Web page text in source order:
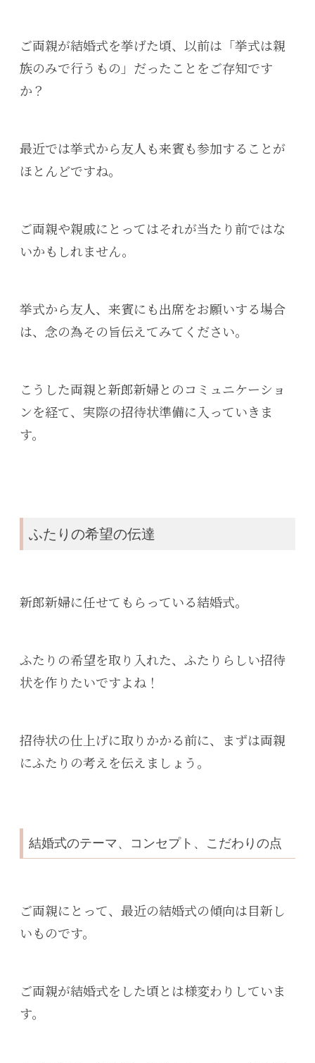
ご両親が結婚式を挙げた頃、以前は「挙式は親
族のみで行うもの」だったことをご存知です
か？
最近では挙式から友人も来賓も参加することが
ほとんどですね。
ご両親や親戚にとってはそれが当たり前ではな
いかもしれません。
挙式から友人、来賓にも出席をお願いする場合
は、念の為その旨伝えてみてください。
こうした両親と新郎新婦とのコミュニケーショ
ンを経て、実際の招待状準備に入っていきま
す。
ふたりの希望の伝達
新郎新婦に任せてもらっている結婚式。
ふたりの希望を取り入れた、ふたりらしい招待
状を作りたいですよね！
招待状の仕上げに取りかかる前に、まずは両親
にふたりの考えを伝えましょう。
結婚式のテーマ、コンセプト、こだわりの点
ご両親にとって、最近の結婚式の傾向は目新し
いものです。
ご両親が結婚式をした頃とは様変わりしていま
す。